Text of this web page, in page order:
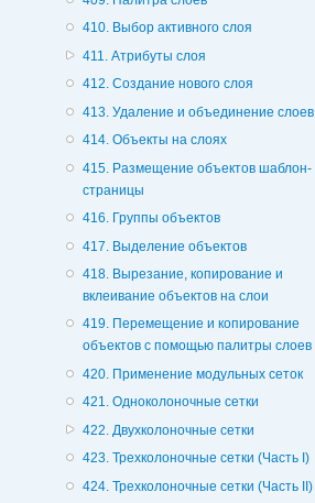
410. Выбор активного слоя
411. Атрибуты слоя
412. Создание нового слоя
413. Удаление и объединение слоев
414. Объекты на слоях
415. Размещение объектов шаблон-
страницы
416. Группы объектов
417. Выделение объектов
418. Вырезание, копирование и
вклеивание объектов на слои
419. Перемещение и копирование
объектов с помощью палитры слоев
420. Применение модульных сеток
421. Одноколоночные сетки
422. Двухколоночные сетки
423. Трехколоночные сетки (Часть I)
424. Трехколоночные сетки (Часть II)